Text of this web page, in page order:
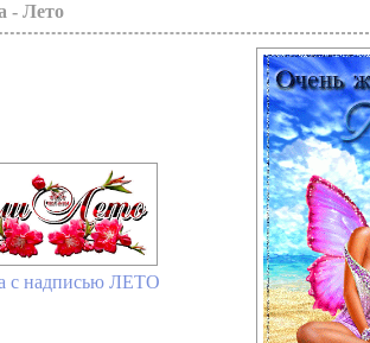
- Лето
с надписью ЛЕТО